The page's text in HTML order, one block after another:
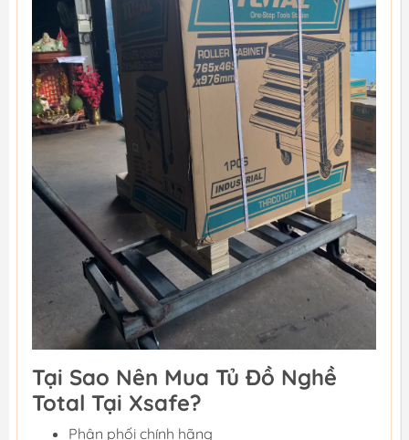
Tại Sao Nên Mua Tủ Đồ Nghề
Total Tại Xsafe?
Phân phối chính hãng